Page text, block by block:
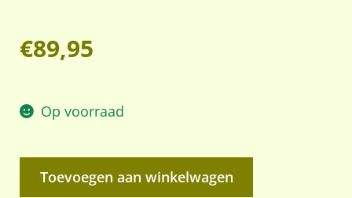
€89,95
Op voorraad
Toevoegen aan winkelwagen